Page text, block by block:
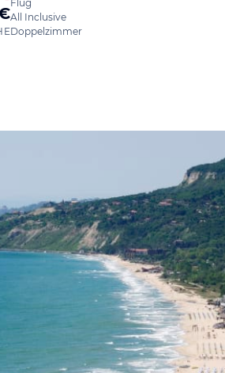
Flug
All Inclusive
Doppelzimmer